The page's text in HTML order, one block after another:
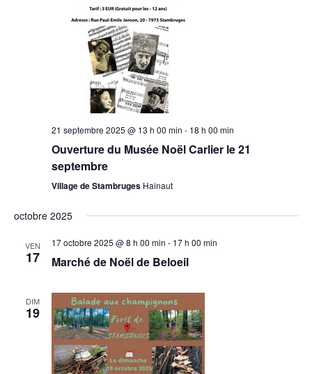
21 septembre 2025 @ 13 h 00 min - 18 h 00 min
Ouverture du Musée Noël Carlier le 21
septembre
Village de Stambruges Hainaut
octobre 2025
VEN
17
17 octobre 2025 @ 8 h 00 min - 17 h 00 min
Marché de Noël de Beloeil
DIM
19